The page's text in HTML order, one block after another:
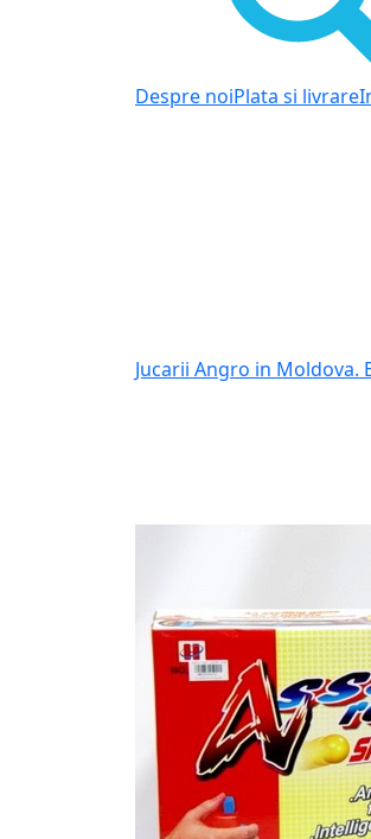
Despre noiPlata si livrare
Jucarii Angro in Moldova.